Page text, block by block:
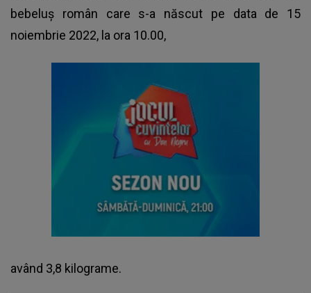
bebeluș român care s-a născut pe data de 15
noiembrie 2022, la ora 10.00,
având 3,8 kilograme.